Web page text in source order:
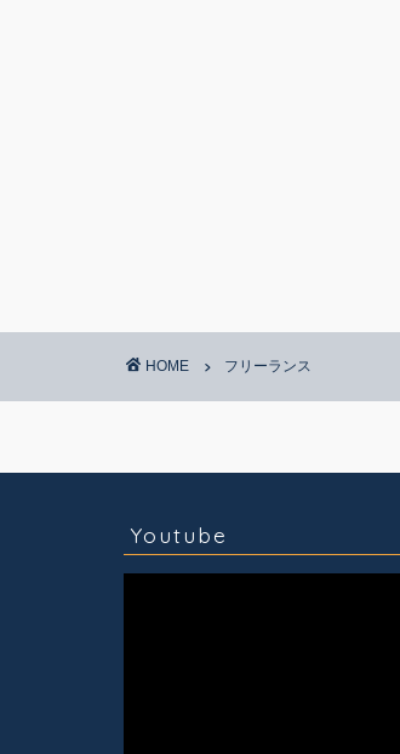
HOME フリーランス
Youtube